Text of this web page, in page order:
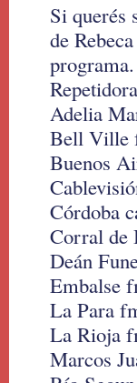
Si querés
de
programa.
Adelia
Bell Ville
Buenos
Córdoba
Corral de
Deán
Embalse
La Para
La Rioja
Marcos